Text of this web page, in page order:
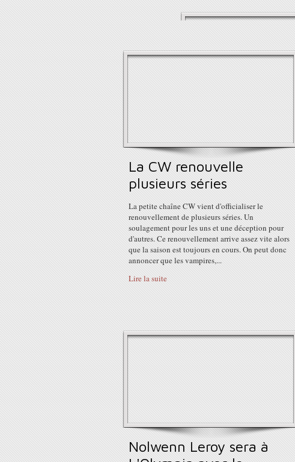
La CW renouvelle
plusieurs séries
La petite chaîne CW vient d'officialiser le
renouvellement de plusieurs séries. Un
soulagement pour les uns et une déception pour
d'autres. Ce renouvellement arrive assez vite alors
que la saison est toujours en cours. On peut donc
annoncer que les vampires,...
Lire la suite
Nolwenn Leroy sera à